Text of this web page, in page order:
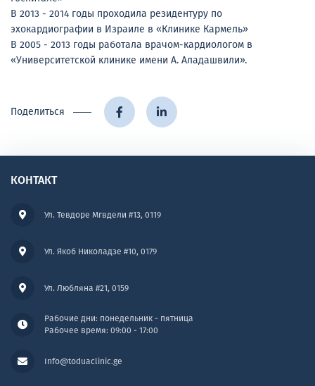
В 2013 - 2014 годы проходила резидентуру по
эхокардиографии в Израиле в «Клинике Кармель»
В 2005 - 2013 годы работала врачом-кардиологом в
«Университетской клинике имени А. Аладашвили».
Поделиться
КОНТАКТ
Ул. Тевдоре Мгвдели #13, 0119
Рабочие дни: понедельник - пятница
Рабочее время: 09:00 - 17:00
Ул. Якоб Николадзе #10, 0179
Info@toduaclinic.ge
Ул. Любляна #21, 0159